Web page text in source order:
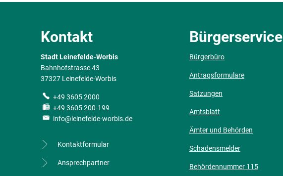
Kontakt
Stadt Leinefelde-Worbis
Bahnhofstrasse 43
37327 Leinefelde-Worbis
+49 3605 2000
+49 3605 200-199
info@leinefelde-worbis.de
Kontaktformular
Ansprechpartner
Bürgerservice
Bürgerbüro
Antragsformulare
Satzungen
Amtsblatt
Ämter und Behörden
Schadensmelder
Behördennummer 115